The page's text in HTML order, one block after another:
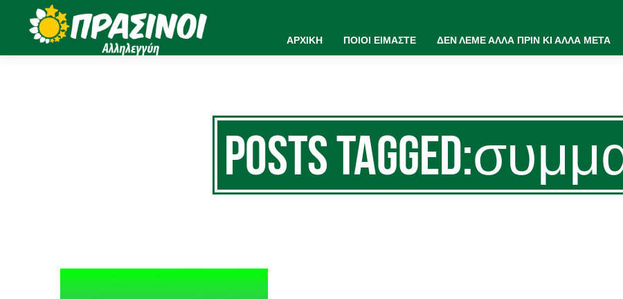
ΑΡΧΙΚΗ ΠΟΙΟΙ ΕΙΜΑΣΤΕ ΔΕΝ ΛΕΜΕ ΑΛΛΑ ΠΡΙΝ ΚΙ ΑΛΛΑ ΜΕΤΑ
Posts